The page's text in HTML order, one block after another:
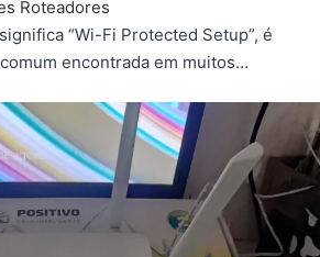
Roteadores
“Wi-Fi Protected Setup”, é
encontrada em muitos…